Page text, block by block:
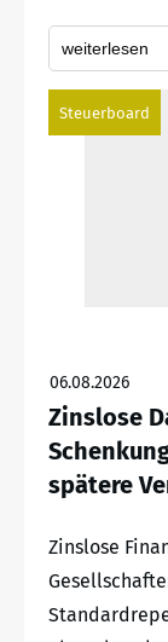
weiterlesen
Steuerboard
06.08.2026
Zinslose
spätere
Zinslose